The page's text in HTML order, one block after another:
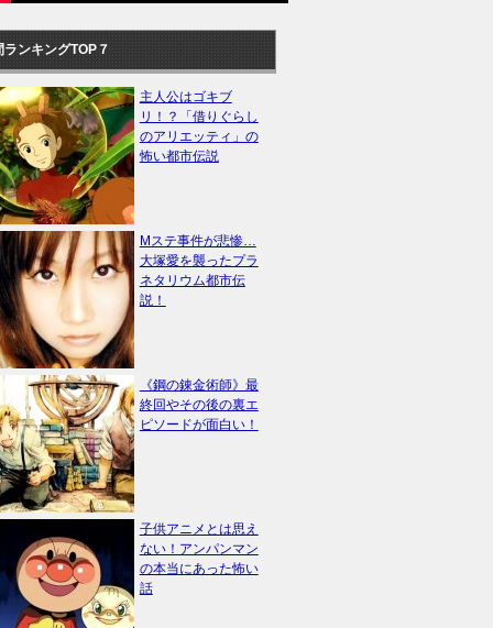
ランキングTOP７
主人公はゴキブ
リ！？「借りぐらし
のアリエッティ」の
怖い都市伝説
Mステ事件が悲惨…
大塚愛を襲ったプラ
ネタリウム都市伝
説！
《鋼の錬金術師》最
終回やその後の裏エ
ピソードが面白い！
子供アニメとは思え
ない！アンパンマン
の本当にあった怖い
話